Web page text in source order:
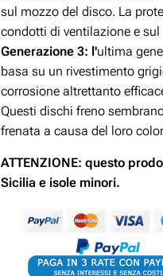
sul mozzo del disco. La
condotti di ventilazione e
Generazione 3: l'ultima
basa su un rivestimento
corrosione altrettanto
Questi dischi freno
frenata a causa del loro
ATTENZIONE: questo
Sicilia e isole minori.